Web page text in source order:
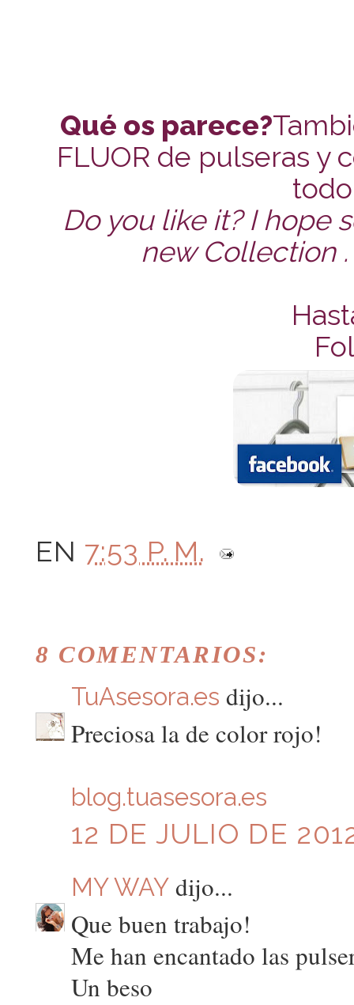
Qué os parece?
FLUOR de pulseras y
Do you like it? I hope
new Collection
EN 7:53 P. M.
8 COMENTARIOS:
TuAsesora.es dijo...
Preciosa la de color rojo!
blog.tuasesora.es
12 DE JULIO DE
MY WAYdijo...
Que buen trabajo!
Me han encantado las
Un beso